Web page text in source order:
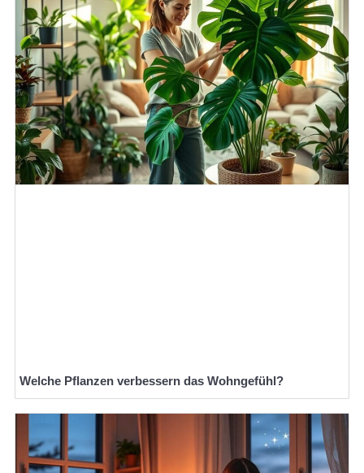
Welche Pflanzen verbessern das Wohngefühl?